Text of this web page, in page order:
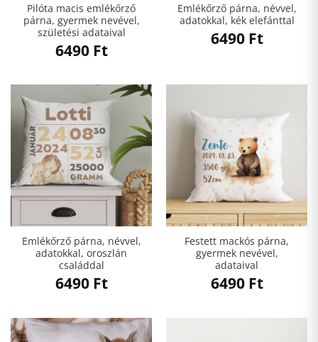
Pilóta macis emlékőrző
párna, gyermek nevével,
születési adataival
6490 Ft
Emlékőrző párna, névvel,
adatokkal, kék elefánttal
6490 Ft
Emlékőrző párna, névvel,
adatokkal, oroszlán
családdal
6490 Ft
Festett mackós párna,
gyermek nevével,
adataival
6490 Ft